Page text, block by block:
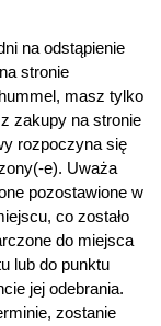
na odstąpienie
stronie
masz tylko
zakupy na stronie
rozpoczyna się
e). Uważa
pozostawione w
co zostało
do miejsca
lub do punktu
jej odebrania.
zostanie